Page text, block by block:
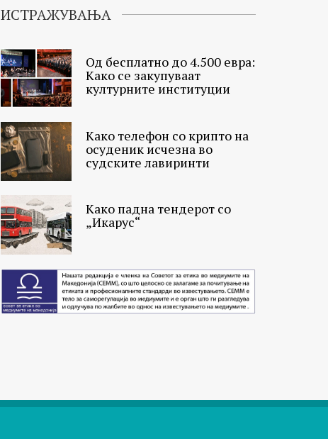
ИСТРАЖУВАЊА
Од бесплатно до 4.500 евра:
Како се закупуваат
културните институции
Како телефон со крипто на
осуденик исчезна во
судските лавиринти
Како падна тендерот со
„Икарус“